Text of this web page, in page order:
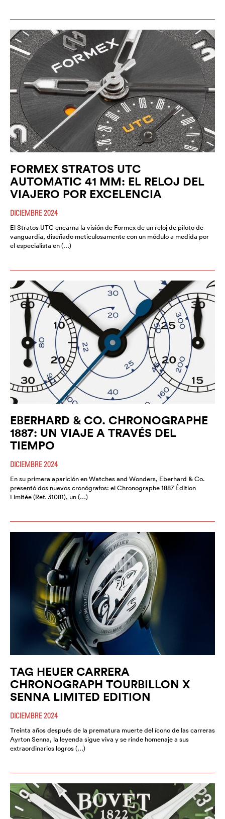
FORMEX STRATOS UTC
AUTOMATIC 41 MM: EL RELOJ DEL
VIAJERO POR EXCELENCIA
DICIEMBRE 2024
El Stratos UTC encarna la visión de Formex de un reloj de piloto de
vanguardia, diseñado meticulosamente con un módulo a medida por
el especialista en (…)
EBERHARD & CO. CHRONOGRAPHE
1887: UN VIAJE A TRAVÉS DEL
TIEMPO
DICIEMBRE 2024
En su primera aparición en Watches and Wonders, Eberhard & Co.
presentó dos nuevos cronógrafos: el Chronographe 1887 Édition
Limitée (Ref. 31081), un (…)
TAG HEUER CARRERA
CHRONOGRAPH TOURBILLON X
SENNA LIMITED EDITION
DICIEMBRE 2024
Treinta años después de la prematura muerte del ícono de las carreras
Ayrton Senna, la leyenda sigue viva y se rinde homenaje a sus
extraordinarios logros (…)